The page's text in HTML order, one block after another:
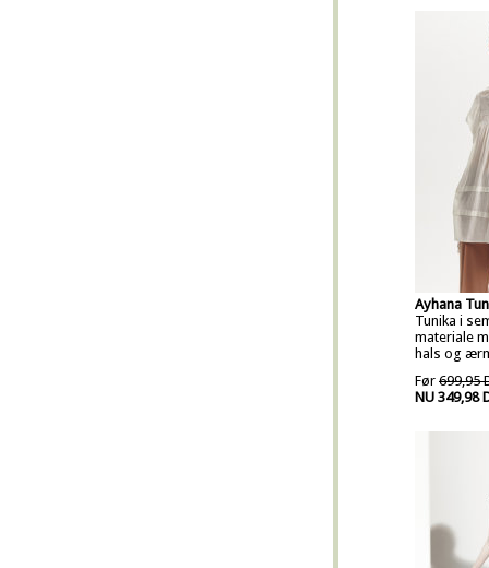
Ayhana
Tunika i
materiale
hals og
Før 699,95
NU 349,98